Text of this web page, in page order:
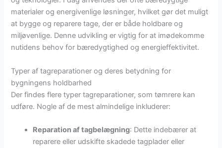
materialer og energivenlige løsninger, hvilket gør det muligt
at bygge og reparere tage, der er både holdbare og
miljøvenlige. Denne udvikling er vigtig for at imødekomme
nutidens behov for bæredygtighed og energieffektivitet.
Typer af tagreparationer og deres betydning for
bygningens holdbarhed
Der findes flere typer tagreparationer, som tømrere kan
udføre. Nogle af de mest almindelige inkluderer:
Reparation af tagbelægning: Dette indebærer at
reparere eller udskifte skadede tagplader eller